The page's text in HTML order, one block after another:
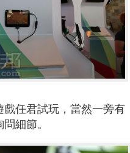
任君試玩，當然一旁有
細節。